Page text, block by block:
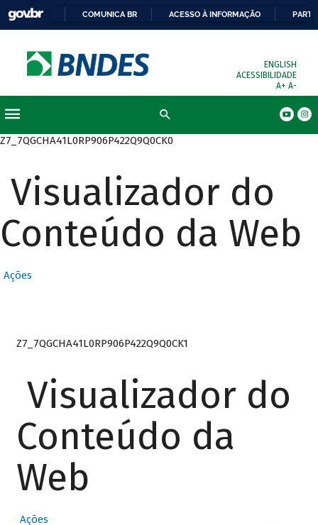
COMUNICA BR ACESSO À INFORMAÇÃO
ENGLISH
ACESSIBILIDADE
A+ A-
Z7_7QGCHA41L0RP906P422Q9Q0CK0
Visualizador do
Conteúdo da Web
Ações
Z7_7QGCHA41L0RP906P422Q9Q0CK1
Visualizador do
Conteúdo da
Web
Ações